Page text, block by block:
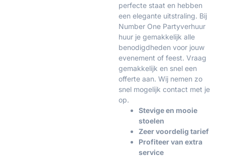
perfecte staat en hebben
een elegante uitstraling. Bij
Number One Partyverhuur
huur je gemakkelijk alle
benodigdheden voor jouw
evenement of feest. Vraag
gemakkelijk en snel een
offerte aan. Wij nemen zo
snel mogelijk contact met je
op.
Stevige en mooie
stoelen
Zeer voordelig tarief
Profiteer van extra
service